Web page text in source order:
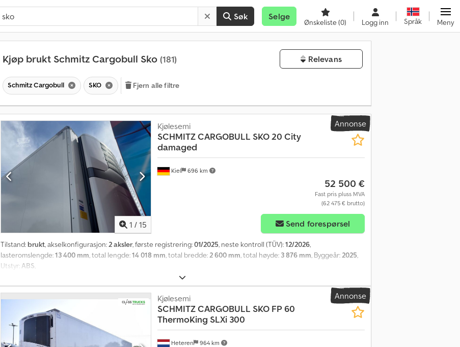
Søk Selge
Ønskeliste(0) Logg inn Språk Meny
Kjøp brukt Schmitz Cargobull Sko (181) Relevans
Schmitz Cargobull SKO Fjern alle filtre
Annonse
1 / 15
Kiel 696 km
Kjølesemi
SCHMITZ CARGOBULL SKO 20 City
damaged
52 500 €
Fast pris pluss MVA
(62 475 € brutto)
Send forespørsel
Tilstand: brukt, akselkonfigurasjon:2 aksler, første registrering:01/2025, neste kontroll (TÜV):12/2026,
lasteromslengde:13 400 mm, total lengde:14 018 mm, total bredde:2 600 mm, total høyde: 3 876 mm, Byggeår:2025,
Utstyr: ABS,
Annonse
Heteren 964 km
Kjølesemi
SCHMITZ CARGOBULL SKO FP 60
ThermoKing SLXi 300